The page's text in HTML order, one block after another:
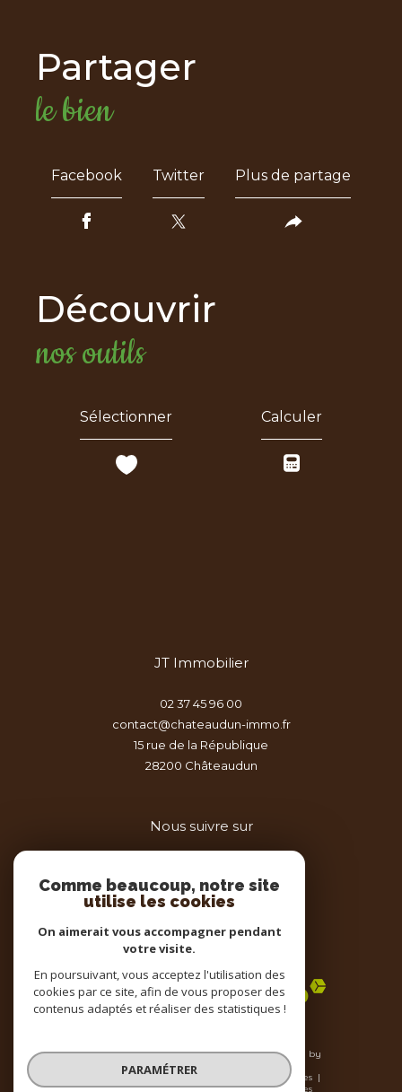
partager
le bien
Facebook Twitter Plus de partage
découvrir
nos outils
Sélectionner Calculer
JT Immobilier
02 37 45 96 00
contact@chateaudun-immo.fr
15 rue de la République
28200
châteaudun
Nous suivre sur
Adhérents
© 2026 | Tous droits réservés | Traduction powered by
Google |
Nos honoraires
Plan du site
Mentions légales
Admin
Nos liens Politique RGPD Cookies
Comme beaucoup, notre site
utilise les cookies
On aimerait vous accompagner pendant
votre visite.
En poursuivant, vous acceptez l'utilisation des
cookies par ce site, afin de vous proposer des
contenus adaptés et réaliser des statistiques !
PARAMÉTRER